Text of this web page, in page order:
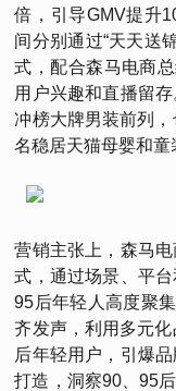
倍，引导GMV提升
间分别通过“天天送
式，配合森马电商
用户兴趣和直播留
冲榜大牌男装前列
名稳居天猫母婴和童
营销主张上，森马
式，通过场景、平
95后年轻人高度聚
齐发声，利用多元
后年轻用户，引爆
打造，洞察90、95